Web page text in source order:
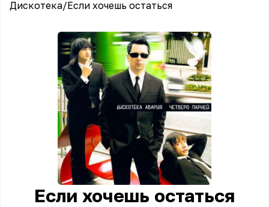
Дискотека/Если хочешь остаться
Если хочешь остаться